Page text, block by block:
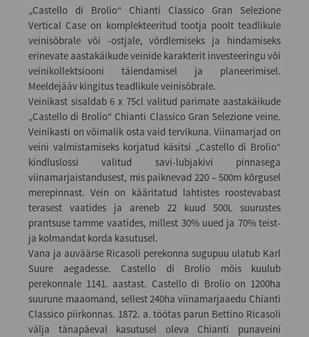
„Castello di Brolio“ Chianti Classico Gran Selezione
Vertical Case on komplekteeritud tootja poolt teadlikule
veinisõbrale või -ostjale, võrdlemiseks ja hindamiseks
erinevate aastakäikude veinide karakterit investeeringu või
veinikollektsiooni täiendamisel ja planeerimisel.
Meeldejääv kingitus teadlikule veinisõbrale.
Veinikast sisaldab 6 x 75cl valitud parimate aastakäikude
„Castello di Brolio“ Chianti Classico Gran Selezione veine.
Veinikasti on võimalik osta vaid tervikuna. Viinamarjad on
veini valmistamiseks korjatud käsitsi „Castello di Brolio“
kindluslossi valitud savi-lubjakivi pinnasega
viinamarjaistandusest, mis paiknevad 220 – 500m kõrgusel
merepinnast. Vein on kääritatud lahtistes roostevabast
terasest vaatides ja areneb 22 kuud 500L suurustes
prantsuse tamme vaatides, millest 30% uued ja 70% teist-
ja kolmandat korda kasutusel.
Vana ja auväärse Ricasoli perekonna sugupuu ulatub Karl
Suure aegadesse. Castello di Brolio mõis kuulub
perekonnale 1141. aastast. Castello di Brolio on 1200ha
suurune maaomand, sellest 240ha viinamarjaaedu Chianti
Classico piirkonnas. 1872. a. töötas parun Bettino Ricasoli
välja tänapäeval kasutusel oleva Chianti punaveini